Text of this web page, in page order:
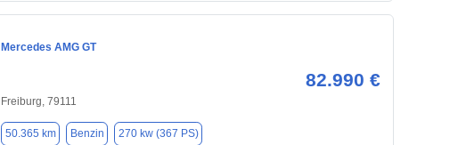
Mercedes AMG GT
82.990 €
Freiburg, 79111
50.365 km Benzin 270 kw (367 PS)